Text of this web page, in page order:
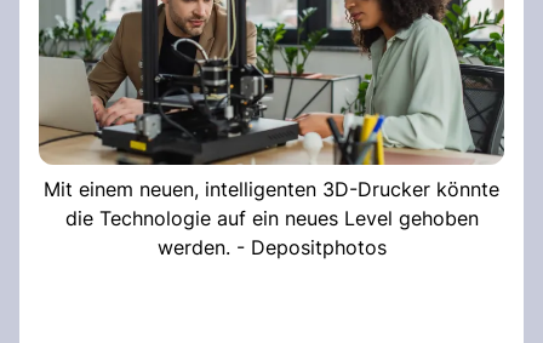
Mit einem neuen, intelligenten 3D-Drucker könnte
die Technologie auf ein neues Level gehoben
werden. - Depositphotos